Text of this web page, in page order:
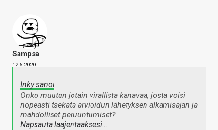
Sampsa
12.6.2020
Inky sanoi
Onko muuten jotain virallista kanavaa, josta voisi
nopeasti tsekata arvioidun lähetyksen alkamisajan ja
mahdolliset peruuntumiset?
Napsauta laajentaaksesi…